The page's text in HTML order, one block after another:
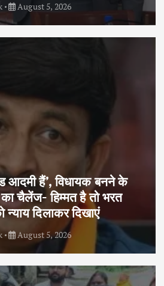
August 5, 2026
आदमी हैं’, विधायक बनने के
का चैलेंज- हिम्मत है तो भरत
न्याय दिलाकर दिखाएं
August 5, 2026